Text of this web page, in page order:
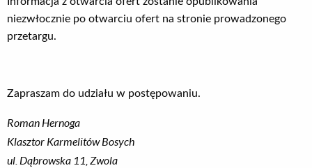
niezwłocznie po otwarciu ofert na stronie prowadzonego
przetargu.
Zapraszam do udziału w postępowaniu.
Roman Hernoga
Klasztor Karmelitów Bosych
ul. Dąbrowska 11, Zwola